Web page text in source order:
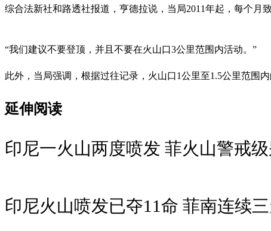
综合法新社和路透社报道，亨德拉说，当局2011年起，每个月
“我们建议不要登顶，并且不要在火山口3公里范围内活动。”
此外，当局强调，根据过往记录，火山口1公里至1.5公里范围内
延伸阅读
印尼一火山两度喷发 菲火山警戒
印尼火山喷发已夺11命 菲南连续